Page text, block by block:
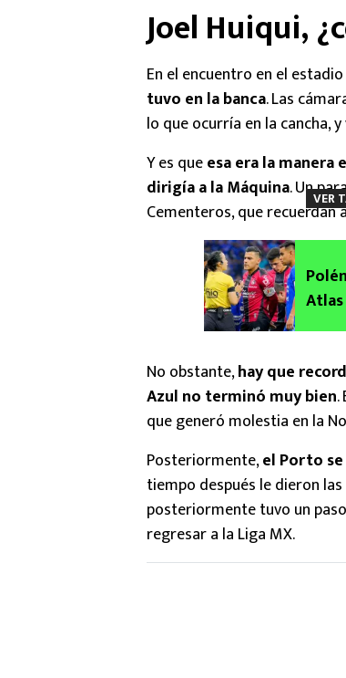
Joel Huiqui,
En el encuentro en el
tuvo en la banca. Las
lo que ocurría en la cancha, y
Y es queesa era la manera
dirigía a la Máquina. Un
Cementeros, que
VER
No obstante,hay que
Azul no terminó muy bien.
que generó molestia en la
Posteriormente,el Porto
tiempo después le dieron
posteriormente tuvo un
regresar a la Liga MX.